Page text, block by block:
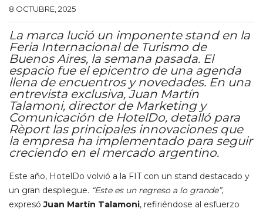
8 OCTUBRE, 2025
La marca lució un imponente stand en la
Feria Internacional de Turismo de
Buenos Aires, la semana pasada. El
espacio fue el epicentro de una agenda
llena de encuentros y novedades. En una
entrevista exclusiva, Juan Martín
Talamoni, director de Marketing y
Comunicación de HotelDo, detalló para
Rèport las principales innovaciones que
la empresa ha implementado para seguir
creciendo en el mercado argentino.
Este año, HotelDo volvió a la FIT con un stand destacado y
un gran despliegue. “Este es un regreso a lo grande”,
expresóJuan Martín Talamoni, refiriéndose al esfuerzo